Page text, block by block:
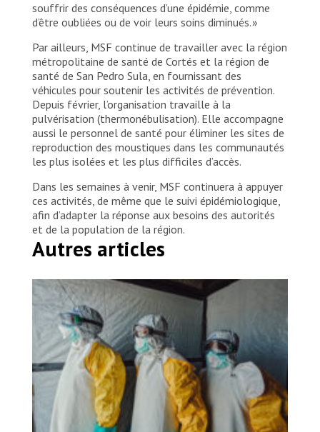
souffrir des conséquences d’une épidémie, comme
d’être oubliées ou de voir leurs soins diminués. »
Par ailleurs, MSF continue de travailler avec la région
métropolitaine de santé de Cortés et la région de
santé de San Pedro Sula, en fournissant des
véhicules pour soutenir les activités de prévention.
Depuis février, l’organisation travaille à la
pulvérisation (thermonébulisation). Elle accompagne
aussi le personnel de santé pour éliminer les sites de
reproduction des moustiques dans les communautés
les plus isolées et les plus difficiles d’accès.
Dans les semaines à venir, MSF continuera à appuyer
ces activités, de même que le suivi épidémiologique,
afin d’adapter la réponse aux besoins des autorités
et de la population de la région.
Autres articles